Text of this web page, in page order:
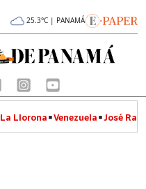
25.3°C | PANAMÁ
La Llorona Venezuela José